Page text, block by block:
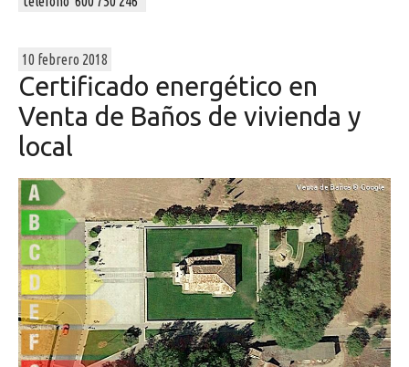
10 febrero 2018
Certificado energético en
Venta de Baños de vivienda y
local